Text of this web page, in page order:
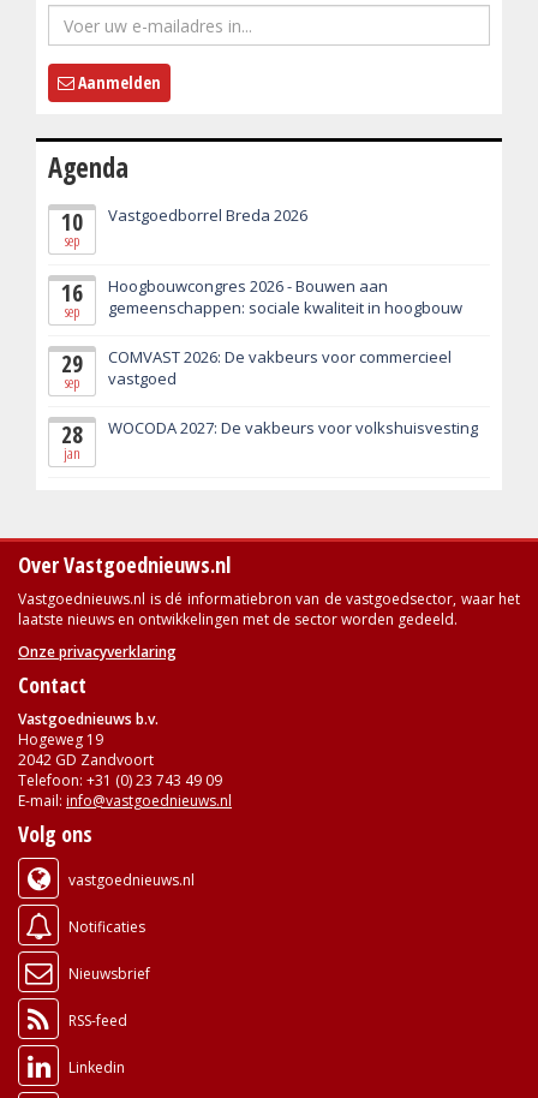
Aanmelden
Agenda
10
sep
Vastgoedborrel Breda 2026
16
sep
Hoogbouwcongres 2026 - Bouwen aan
gemeenschappen: sociale kwaliteit in hoogbouw
29
sep
COMVAST 2026: De vakbeurs voor commercieel
vastgoed
28
jan
WOCODA 2027: De vakbeurs voor volkshuisvesting
Over Vastgoednieuws.nl
Vastgoednieuws.nl is dé informatiebron van de vastgoedsector, waar het
laatste nieuws en ontwikkelingen met de sector worden gedeeld.
Onze privacyverklaring
Contact
Vastgoednieuws b.v.
Hogeweg 19
2042 GD Zandvoort
Telefoon: +31 (0) 23 743 49 09
E-mail: info@vastgoednieuws.nl
Volg ons
vastgoednieuws.nl
Notificaties
Nieuwsbrief
RSS-feed
Linkedin